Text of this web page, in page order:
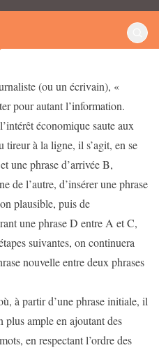
(ou un écrivain), «
pour autant l’information.
économique saute aux
tireur à la ligne, il s’agit, en se
une phrase d’arrivée B,
de l’autre, d’insérer une phrase
plausible, puis de
une phrase D entre A et C,
suivantes, on continuera
nouvelle entre deux phrases
à partir d’une phrase initiale, il
ample en ajoutant des
en respectant l’ordre des